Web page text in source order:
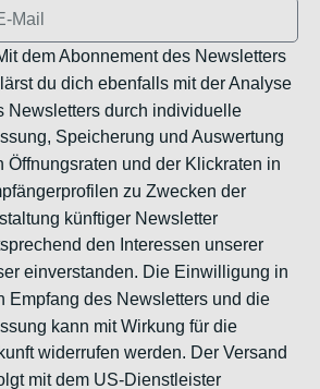
dem Abonnement des Newsletters
du dich ebenfalls mit der Analyse
Newsletters durch individuelle
Speicherung und Auswertung
Öffnungsraten und der Klickraten in
zu Zwecken der
künftiger Newsletter
den Interessen unserer
einverstanden. Die Einwilligung in
Empfang des Newsletters und die
kann mit Wirkung für die
widerrufen werden. Der Versand
mit dem US-Dienstleister